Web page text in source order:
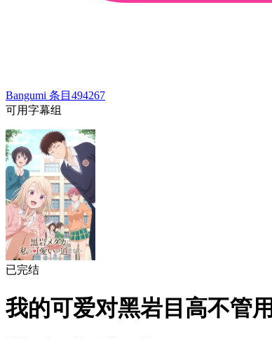
Bangumi 条目 494267
可用字幕组
已完结
我的可爱对黑岩目高不管用